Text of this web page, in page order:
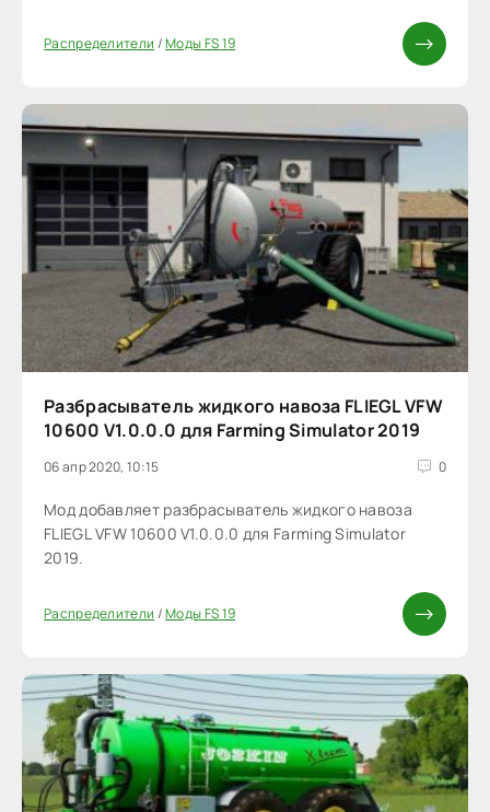
Распределители /Моды FS 19
Разбрасыватель жидкого навоза FLIEGL VFW
10600 V1.0.0.0 для Farming Simulator 2019
06 апр 2020, 10:15 0
Мод добавляет разбрасыватель жидкого навоза
FLIEGL VFW 10600 V1.0.0.0 для Farming Simulator
2019.
Распределители /Моды FS 19